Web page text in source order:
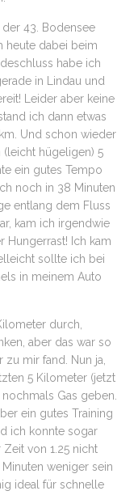
43. Bodensee
heute dabei beim
habe ich
in Lindau und
Leider aber keine
ich dann etwas
Und schon wieder
(leicht hügeligen) 5
ein gutes Tempo
noch in 38 Minuten
entlang dem Fluss
kam ich irgendwie
Hungerrast! Ich kam
sollte ich bei
in meinem Auto
durch,
aber das war so
mir fand. Nun ja,
5 Kilometer (jetzt
Gas geben.
ein gutes Training
ich konnte sogar
von 1.25 nicht
weniger sein
ideal für schnelle